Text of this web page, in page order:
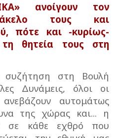
ανοίγουν τον
τους και
πότε και -κυρίως-
θητεία τους στη
στη Βουλή
Δυνάμεις, όλοι οι
ανεβάζουν αυτομάτως
της χώρας και... η
σε κάθε εχθρό που